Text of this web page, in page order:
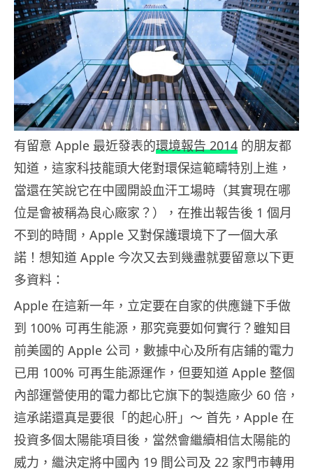
有留意 Apple 最近發表的環境報告 2014 的朋友都
知道，這家科技龍頭大佬對環保這範疇特別上進，
當還在笑說它在中國開設血汗工場時（其實現在哪
位是會被稱為良心廠家？），在推出報告後 1 個月
不到的時間，Apple 又對保護環境下了一個大承
諾！想知道 Apple 今次又去到幾盡就要留意以下更
多資料：
Apple 在這新一年，立定要在自家的供應鏈下手做
到 100% 可再生能源，那究竟要如何實行？雖知目
前美國的 Apple 公司，數據中心及所有店鋪的電力
已用 100% 可再生能源運作，但要知道 Apple 整個
內部運營使用的電力都比它旗下的製造廠少 60 倍，
這承諾還真是要很「的起心肝」～ 首先，Apple 在
投資多個太陽能項目後，當然會繼續相信太陽能的
威力，繼決定將中國內 19 間公司及 22 家門市轉用